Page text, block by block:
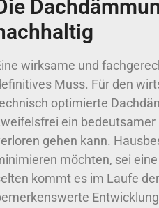
wirksame und
Muss. Für den
optimierte
ein bedeutsamer
gehen kann.
möchten, sei
kommt es im Laufe